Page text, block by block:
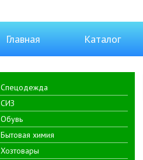
Главная Каталог
Спецодежда
СИЗ
Обувь
Бытовая химия
Хозтовары